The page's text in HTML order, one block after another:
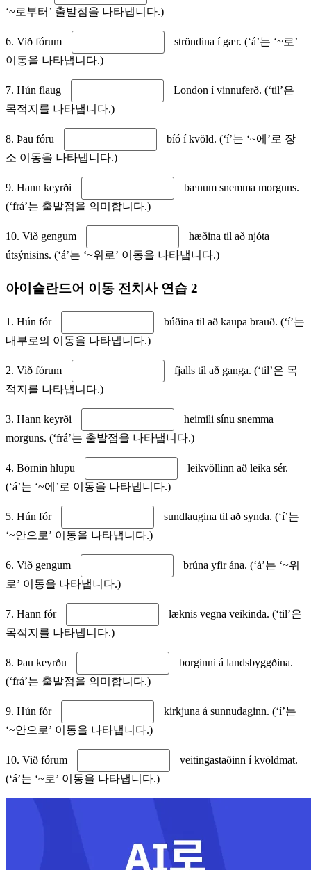
‘~로부터’ 출발점을 나타냅니다.)
6. Við fórum
ströndina í gær. (‘á’는 ‘~로’
이동을 나타냅니다.)
7. Hún flaug
London í vinnuferð. (‘til’은
목적지를 나타냅니다.)
8. Þau fóru
bíó í kvöld. (‘í’는 ‘~에’로 장
소 이동을 나타냅니다.)
9. Hann keyrði
bænum snemma morguns.
(‘frá’는 출발점을 의미합니다.)
10. Við gengum
hæðina til að njóta
útsýnisins. (‘á’는 ‘~위로’ 이동을 나타냅니다.)
아이슬란드어 이동 전치사 연습 2
1. Hún fór
búðina til að kaupa brauð. (‘í’는
내부로의 이동을 나타냅니다.)
2. Við fórum
fjalls til að ganga. (‘til’은 목
적지를 나타냅니다.)
3. Hann keyrði
heimili sínu snemma
morguns. (‘frá’는 출발점을 나타냅니다.)
4. Börnin hlupu
leikvöllinn að leika sér.
(‘á’는 ‘~에’로 이동을 나타냅니다.)
5. Hún fór
sundlaugina til að synda. (‘í’는
‘~안으로’ 이동을 나타냅니다.)
6. Við gengum
brúna yfir ána. (‘á’는 ‘~위
로’ 이동을 나타냅니다.)
7. Hann fór
læknis vegna veikinda. (‘til’은
목적지를 나타냅니다.)
8. Þau keyrðu
borginni á landsbyggðina.
(‘frá’는 출발점을 의미합니다.)
9. Hún fór
kirkjuna á sunnudaginn. (‘í’는
‘~안으로’ 이동을 나타냅니다.)
10. Við fórum
veitingastaðinn í kvöldmat.
(‘á’는 ‘~로’ 이동을 나타냅니다.)